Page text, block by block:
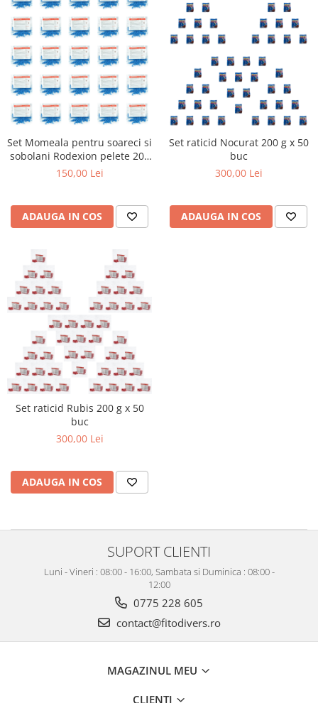
Set Momeala pentru soareci si
sobolani Rodexion pelete 200
g x 25 buc
150,00 Lei
ADAUGA IN COS
Set raticid Nocurat 200 g x 50
buc
300,00 Lei
ADAUGA IN COS
Set raticid Rubis 200 g x 50
buc
300,00 Lei
ADAUGA IN COS
SUPORT CLIENTI
Luni - Vineri : 08:00 - 16:00, Sambata si Duminica : 08:00 -
12:00
0775 228 605
contact@fitodivers.ro
MAGAZINUL MEU
CLIENTI